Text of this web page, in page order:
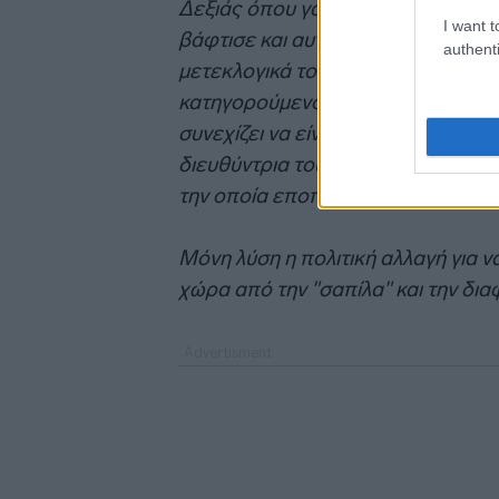
I want
Δεξιάς όπου γαλάζια τρωκτικά
βάφτισε και αυτό σκευωρία και
μετεκλογικά τους πρωταγωνιστές
κατηγορούμενο Σταμάτη Πουλή, η
συνεχίζει να είναι συνεργάτης
διευθύντρια του ΚΕΕΛΠΝΟ
την οποία εποπτεύει βέβαια ο
Μόνη λύση η πολιτική αλλαγή για
χώρα από την "σαπίλα" και την